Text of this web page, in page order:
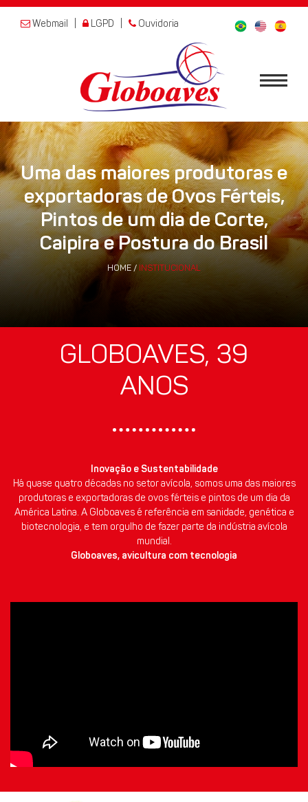
Webmail LGPD Ouvidoria
Uma das maiores produtoras e
exportadoras de Ovos Férteis,
Pintos de um dia de Corte,
Caipira e Postura do Brasil
HOME / INSTITUCIONAL
GLOBOAVES, 39
ANOS
Inovação e Sustentabilidade
Há quase quatro décadas no setor avícola, somos uma das maiores
produtoras e exportadoras de ovos férteis e pintos de um dia da
América Latina. A Globoaves é referência em sanidade, genética e
biotecnologia, e tem orgulho de fazer parte da indústria avícola
mundial.
Globoaves, avicultura com tecnologia